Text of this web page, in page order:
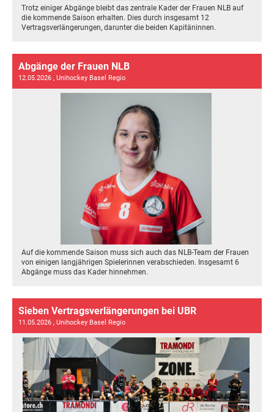
Trotz einiger Abgänge bleibt das zentrale Kader der Frauen NLB auf
die kommende Saison erhalten. Dies durch insgesamt 12
Vertragsverlängerungen, darunter die beiden Kapitäninnen.
Abgänge der Frauen NLB
12.05.2026 , Unihockey Basel Regio
Auf die kommende Saison muss sich auch das NLB-Team der Frauen
von einigen langjährigen Spielerinnen verabschieden. Insgesamt 6
Abgänge muss das Kader hinnehmen.
Sieben Vertragsverlängerungen bei UBR
11.05.2026 , Unihockey Basel Regio